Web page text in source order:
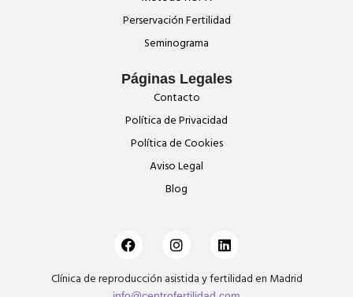
Perservación Fertilidad
Seminograma
Páginas Legales
Contacto
Política de Privacidad
Política de Cookies
Aviso Legal
Blog
Clínica de reproducción asistida y fertilidad en Madrid